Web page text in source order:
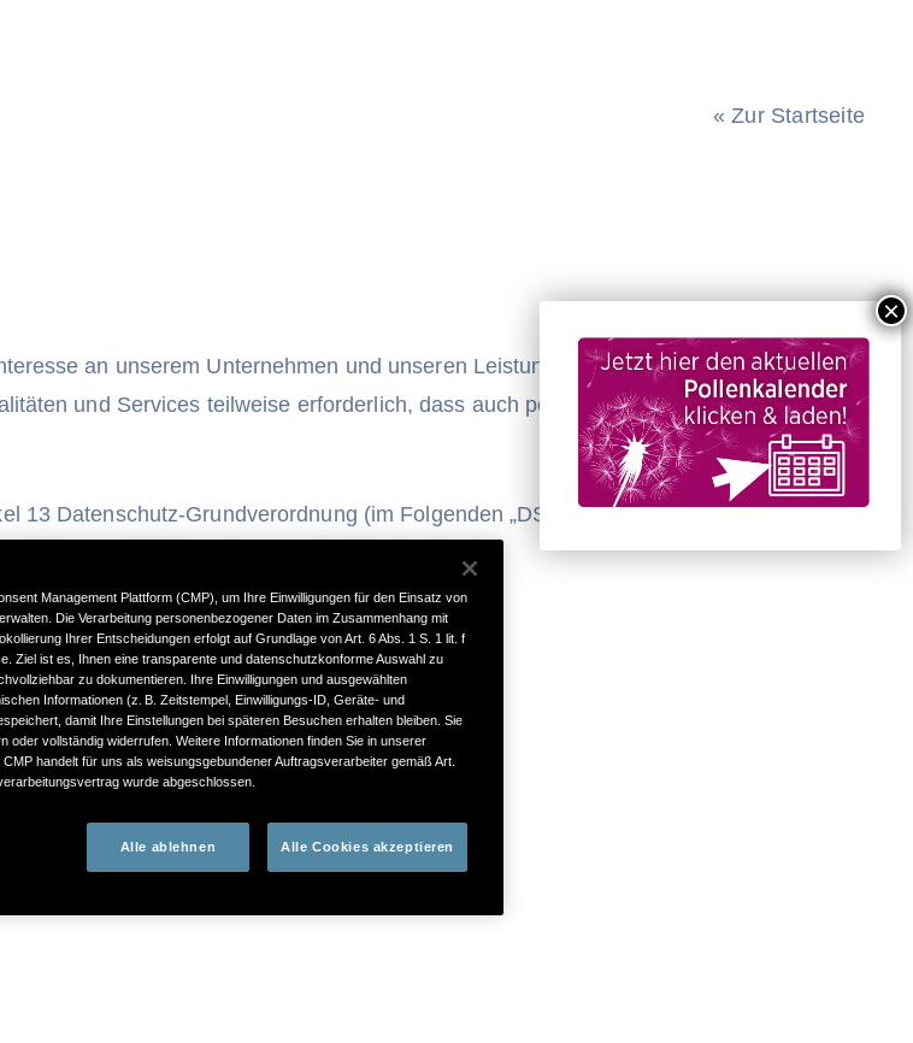
« Zur Startseite
an unserem Unternehmen und unseren Leistungen. Wenn Sie unser
und Services teilweise erforderlich, dass auch personenbezogene Daten von
13 Datenschutz-Grundverordnung (im Folgenden „DSGVO“) hinweisen, die Ihnen
resultierenden Rechte verschaffen sollen.
Management Plattform (CMP), um Ihre Einwilligungen für den Einsatz von
Die Verarbeitung personenbezogener Daten im Zusammenhang mit
Ihrer Entscheidungen erfolgt auf Grundlage von Art. 6 Abs. 1 S. 1 lit. f
Ziel ist es, Ihnen eine transparente und datenschutzkonforme Auswahl zu
zu dokumentieren. Ihre Einwilligungen und ausgewählten
Informationen (z. B. Zeitstempel, Einwilligungs-ID, Geräte- und
damit Ihre Einstellungen bei späteren Besuchen erhalten bleiben. Sie
oder vollständig widerrufen. Weitere Informationen finden Sie in unserer
CMP handelt für uns als weisungsgebundener Auftragsverarbeiter gemäß Art.
wurde abgeschlossen.
Alle ablehnen Alle Cookies akzeptieren